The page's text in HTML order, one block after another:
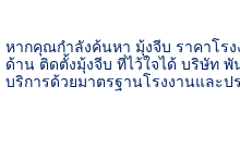
หากคุณกำลังค้นหา มุ้งจีบ ราคาโรง
ด้าน ติดตั้งมุ้งจีบ ที่ไว้ใจได้ บริษัท พั
บริการด้วยมาตรฐานโรงงานและ